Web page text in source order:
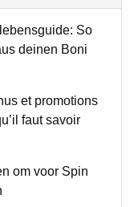
So
deinen Boni
et promotions
faut savoir
om voor Spin